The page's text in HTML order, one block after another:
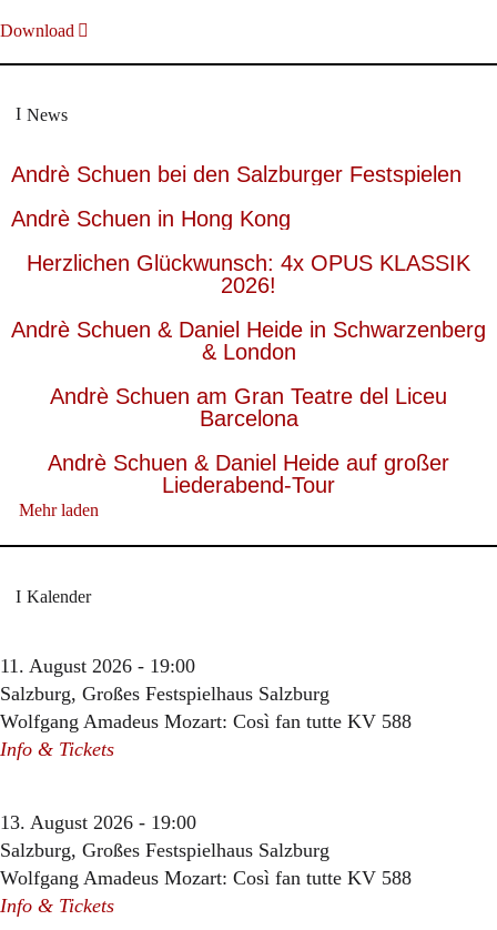
Download
News
Andrè Schuen bei den Salzburger Festspielen
Andrè Schuen in Hong Kong
Herzlichen Glückwunsch: 4x OPUS KLASSIK
2026!
Andrè Schuen & Daniel Heide in Schwarzenberg
& London
Andrè Schuen am Gran Teatre del Liceu
Barcelona
Andrè Schuen & Daniel Heide auf großer
Liederabend-Tour
Mehr laden
Kalender
11. August 2026 - 19:00
Salzburg, Großes Festspielhaus Salzburg
Wolfgang Amadeus Mozart: Così fan tutte KV 588
Info & Tickets
13. August 2026 - 19:00
Salzburg, Großes Festspielhaus Salzburg
Wolfgang Amadeus Mozart: Così fan tutte KV 588
Info & Tickets